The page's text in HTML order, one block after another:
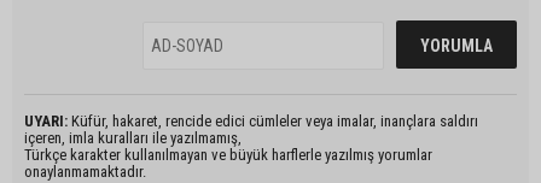
UYARI: Küfür, hakaret, rencide edici cümleler veya imalar, inançlara saldırı
içeren, imla kuralları ile yazılmamış,
Türkçe karakter kullanılmayan ve büyük harflerle yazılmış yorumlar
onaylanmamaktadır.